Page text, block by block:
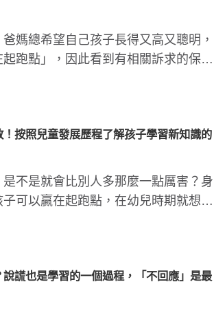
媽總希望自己孩子長得又高又聰明，
跑點」，因此看到有相關訴求的保健
按照兒童發展歷程了解孩子學習新知識的
不是就會比別人多那麼一點厲害？身
可以贏在起跑點，在幼兒時期就想把
謊也是學習的一個過程，「不回應」是最